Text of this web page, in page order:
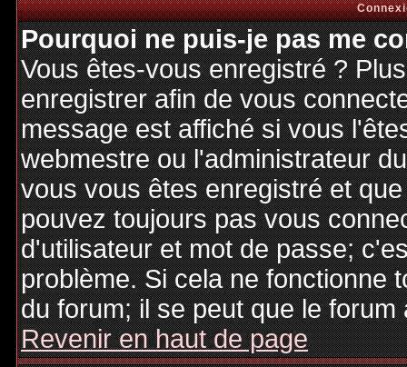
Pourquoi ne puis-je pas me
Vous êtes-vous enregistré ?
enregistrer afin de vous
message est affiché si vous
webmestre ou l'administrateur
vous vous êtes enregistré et
pouvez toujours pas vous
d'utilisateur et mot de passe;
problème. Si cela ne fonctionne
du forum; il se peut que le
Revenir en haut de page